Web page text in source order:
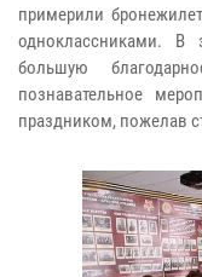
примерили
одноклассниками. В
большую
познавательное
праздником, пожелав